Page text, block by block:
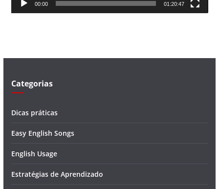
00:00 01:20:47
Categorias
Dicas práticas
Easy English Songs
English Usage
Estratégias de Aprendizado